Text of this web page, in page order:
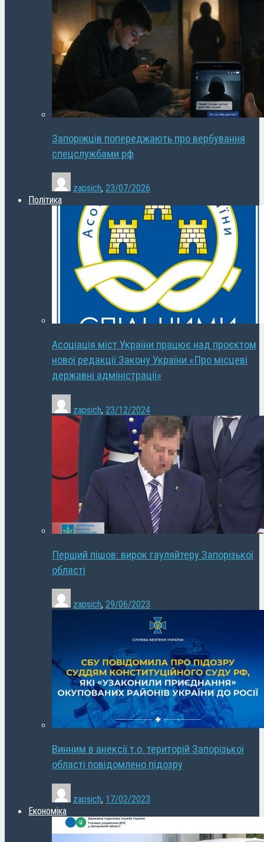
Запоріжців попереджають про вербування
спецслужбами рф
zapsich, 23/07/2026
Політика
Асоціація міст України працює над проєктом
нової редакції Закону України «Про місцеві
державні адміністрації»
zapsich, 23/12/2024
Перший пішов: вирок гауляйтеру Запорізької
області
zapsich, 29/06/2023
Винним в анексії т.о. територій Запорізької
області повідомлено підозру
zapsich, 17/02/2023
Економіка